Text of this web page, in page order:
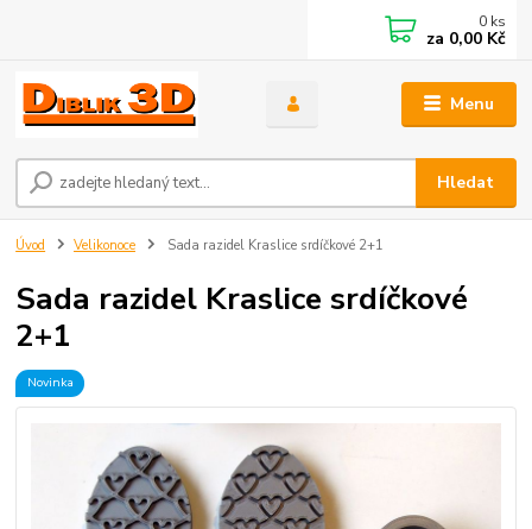
Menu
Hledat
0 ks
za 0,00 Kč
Úvod Velikonoce Sada razidel Kraslice srdíčkové 2+1
Sada razidel Kraslice srdíčkové
2+1
Novinka